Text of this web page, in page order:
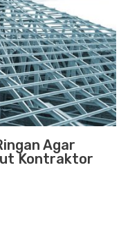
Agar
Kontraktor